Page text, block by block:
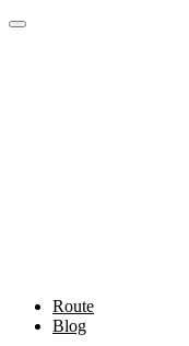
Route
Blog